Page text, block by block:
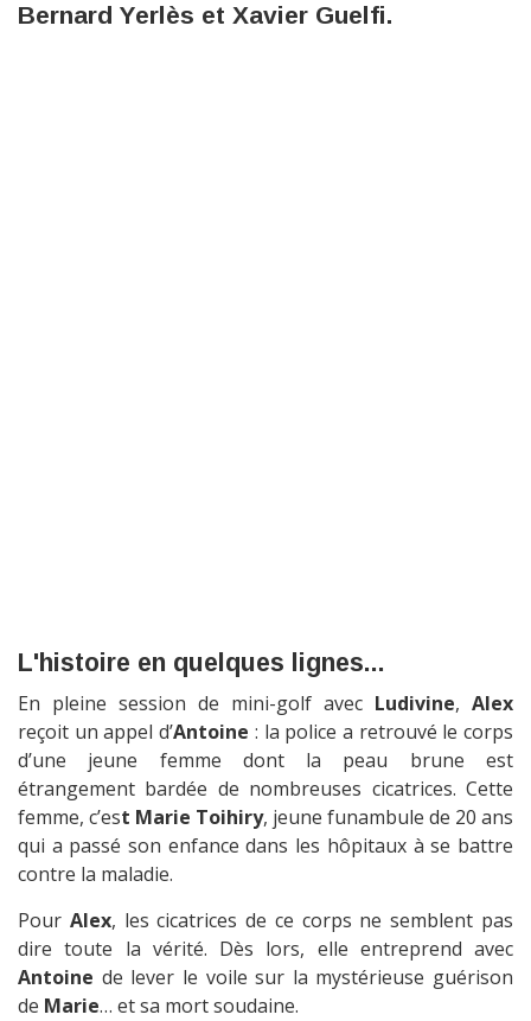
Bernard Yerlès et Xavier Guelfi.
L'histoire en quelques lignes...
En pleine session de mini-golf avec Ludivine, Alex
reçoit un appel d’Antoine : la police a retrouvé le corps
d’une jeune femme dont la peau brune est
étrangement bardée de nombreuses cicatrices. Cette
femme, c’est Marie Toihiry, jeune funambule de 20 ans
qui a passé son enfance dans les hôpitaux à se battre
contre la maladie.
Pour Alex, les cicatrices de ce corps ne semblent pas
dire toute la vérité. Dès lors, elle entreprend avec
Antoine de lever le voile sur la mystérieuse guérison
de Marie… et sa mort soudaine.